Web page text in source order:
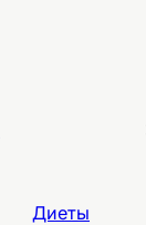
Диеты